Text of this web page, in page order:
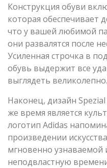
Конструкция обуви
которая обеспечивает
что у вашей любимой
они развалятся после
Усиленная строчка в
обувь выдержит все
выглядеть великолепно.
Наконец, дизайн
же время является
логотип Adidas
произведении
мгновенно узнаваемой
неподвластную